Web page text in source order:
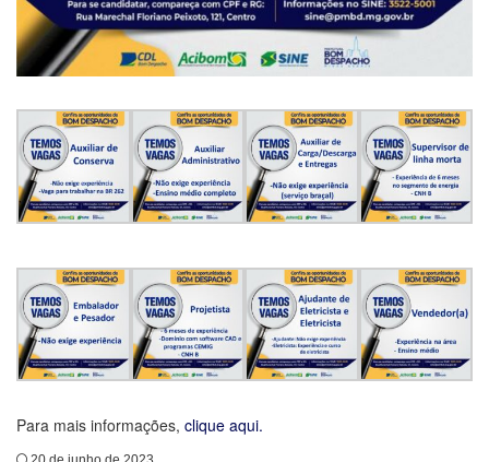
Para mais informações, clique aqui.